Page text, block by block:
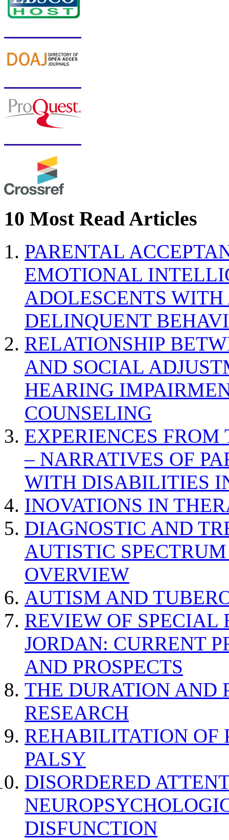
10 Most Read Articles
PARENTAL
EMOTIONAL
ADOLESCENTS
DELINQUENT
RELATIONSHIP
AND SOCIAL
HEARING
COUNSELING
EXPERIENCES
– NARRATIVES OF
WITH DISABILITIES
INOVATIONS IN
DIAGNOSTIC AND
AUTISTIC
OVERVIEW
AUTISM AND
REVIEW OF SPECIAL
JORDAN: CURRENT
AND PROSPECTS
THE DURATION AND
RESEARCH
REHABILITATION OF
PALSY
DISORDERED
DISFUNCTION